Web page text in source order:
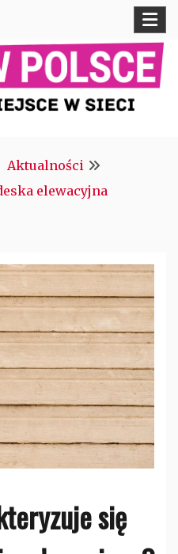
Aktualności
elewacyjna
się